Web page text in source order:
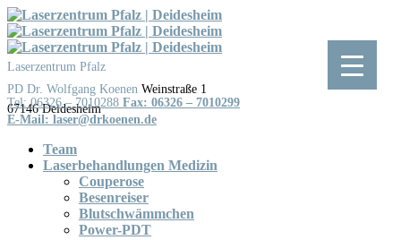
Skip
to
content
Laserzentrum Pfalz
Weinstraße 1
Tel: 06326 – 7010288 Fax: 06326 – 7010299
Team
Laserbehandlungen Medizin
Couperose
Besenreiser
Blutschwämmchen
Power-PDT